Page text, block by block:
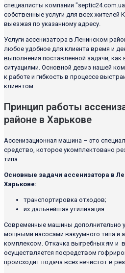
специалисты компании
собственные услуги для всех жителей
выезжая по указанному адресу.
Услуги ассенизатора в Ленинском
любое удобное для клиента время и
выполнения поставленной задачи, как
ситуациями. Основной девиз нашей
к работе и гибкость в процессе
клиентом.
Принцип работы
районе в Харькове
Ассенизационная машина – это
средство, которое укомплектовано
типа.
Основные задачи ассенизатора в
Харькове:
транспортировка отходов;
их дальнейшая утилизация.
Современные машины дополнительно
мощными насосами вакуумного типа
комплексом. Откачка выгребных ям и
осуществляется посредством
происходит подача всех нечистот в